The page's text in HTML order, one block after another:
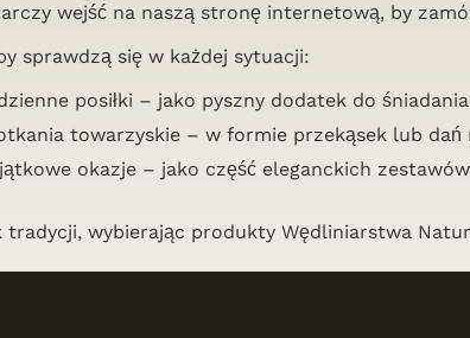
wejść na naszą stronę internetową, by
sprawdzą się w każdej sytuacji:
posiłki – jako pyszny dodatek do
towarzyskie – w formie przekąsek lub dań
okazje – jako część eleganckich
tradycji, wybierając produkty Wędliniarstwa